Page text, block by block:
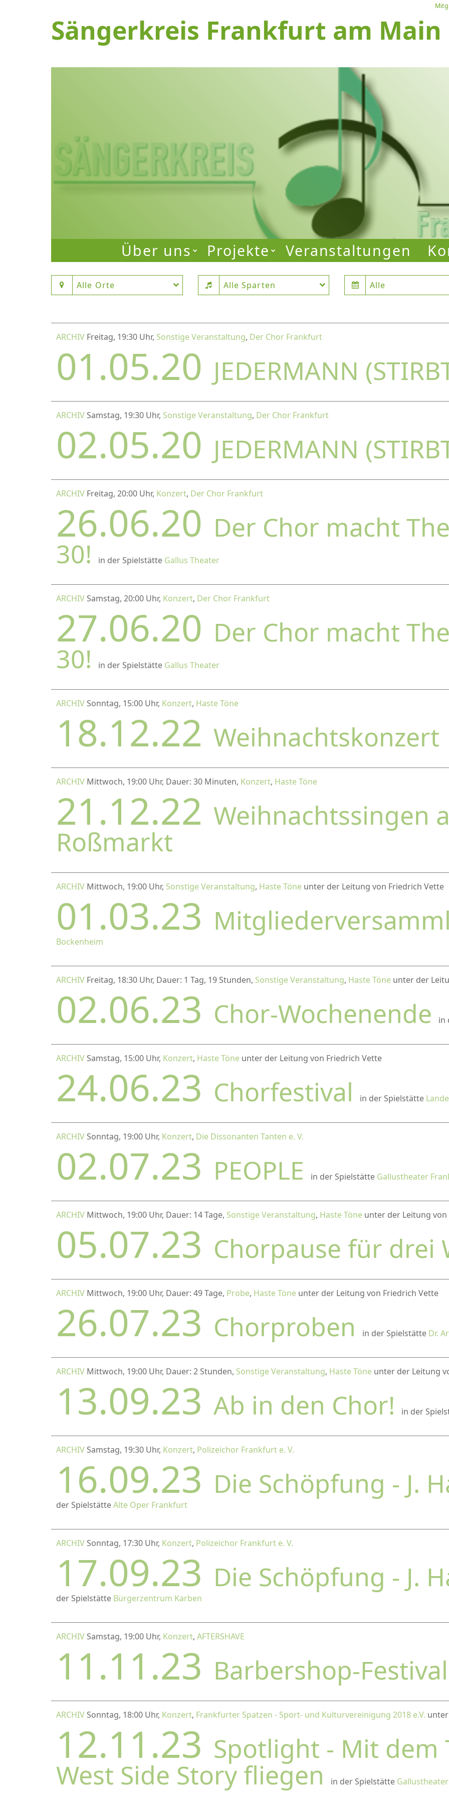
Sängerkreis Frankfurt am Main
Über uns Projekte Veranstaltungen
Alle Orte Alle Sparten Alle
ARCHIV Freitag, 19:30 Uhr, Sonstige Veranstaltung, Der Chor Frankfurt
01.05.20 JEDERMANN
ARCHIVSamstag, 19:30 Uhr, Sonstige Veranstaltung, Der Chor Frankfurt
02.05.20 JEDERMANN
ARCHIV Freitag, 20:00 Uhr, Konzert, Der Chor Frankfurt
26.06.20 Der Chor macht
30! in der Spielstätte Gallus Theater
ARCHIVSamstag, 20:00 Uhr, Konzert, Der Chor Frankfurt
27.06.20 Der Chor macht
30! in der Spielstätte Gallus Theater
ARCHIVSonntag, 15:00 Uhr, Konzert, Haste Töne
18.12.22 Weihnachtskonzert
ARCHIV Mittwoch, 19:00 Uhr, Dauer: 30 Minuten, Konzert, Haste Töne
21.12.22 Weihnachtssingen
Roßmarkt
ARCHIV Mittwoch, 19:00 Uhr, Sonstige Veranstaltung, Haste Töne unter der Leitung von Friedrich Vette
01.03.23
Bockenheim
ARCHIV Freitag, 18:30 Uhr, Dauer: 1 Tag, 19 Stunden, Sonstige Veranstaltung, Haste Töne unter der
02.06.23 Chor-Wochenende in
ARCHIVSamstag, 15:00 Uhr, Konzert, Haste Töne unter der Leitung von Friedrich Vette
24.06.23 Chorfestival in der Spielstätte
ARCHIVSonntag, 19:00 Uhr, Konzert, Die Dissonanten Tanten e. V.
02.07.23 PEOPLE in der Spielstätte Gallustheater
ARCHIV Mittwoch, 19:00 Uhr, Dauer: 14 Tage, Sonstige Veranstaltung, Haste Töne unter der Leitung
05.07.23 Chorpause für drei
ARCHIV Mittwoch, 19:00 Uhr, Dauer: 49 Tage, Probe, Haste Töne unter der Leitung von Friedrich Vette
26.07.23 Chorproben in der Spielstätte Dr.
ARCHIV Mittwoch, 19:00 Uhr, Dauer: 2 Stunden, Sonstige Veranstaltung, Haste Töne unter der Leitung
13.09.23 Ab in den Chor! in der
ARCHIVSamstag, 19:30 Uhr, Konzert, Polizeichor Frankfurt e. V.
16.09.23 Die Schöpfung - J.
der SpielstätteAlte Oper Frankfurt
ARCHIVSonntag, 17:30 Uhr, Konzert, Polizeichor Frankfurt e. V.
17.09.23 Die Schöpfung - J.
der Spielstätte Bürgerzentrum Karben
ARCHIVSamstag, 19:00 Uhr, Konzert, AFTERSHAVE
11.11.23 Barbershop-Festival
ARCHIVSonntag, 18:00 Uhr, Konzert, Frankfurter Spatzen - Sport- und Kulturvereinigung 2018 e.V.
12.11.23 Spotlight - Mit dem
West Side Story fliegen in der Spielstätte